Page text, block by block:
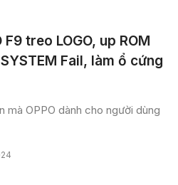
treo LOGO, up ROM
Fail, làm ổ cứng
mà OPPO dành cho người dùng